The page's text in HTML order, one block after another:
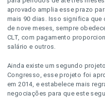
aprovado amplia esse prazo
mais 90 dias. Isso significa que
de nove meses, sempre
CLT, com pagamento
salário e outros.
Ainda existe um segundo
Congresso, esse projeto foi
em 2014, e estabelece mais
negociações para que este